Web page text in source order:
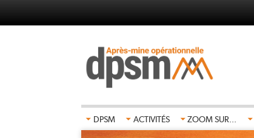
contenu
DPSM ACTIVITÉS ZOOM SUR...